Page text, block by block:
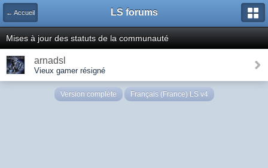
← Accueil LS forums
Mises à jour des statuts de la communauté
arnadsl
Vieux gamer résigné
Version complète Français (France) LS v4